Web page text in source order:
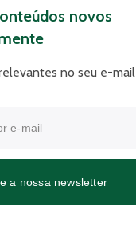
novos
no seu e-mail
a nossa newsletter